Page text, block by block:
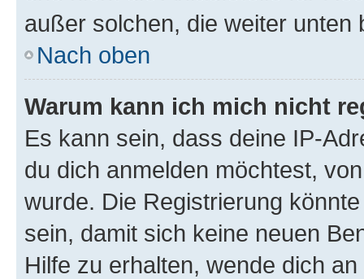
außer solchen, die weiter unten
Nach oben
Warum kann ich mich nicht
Es kann sein, dass deine IP-
du dich anmelden möchtest,
wurde. Die Registrierung
sein, damit sich keine neuen
Hilfe zu erhalten, wende dich